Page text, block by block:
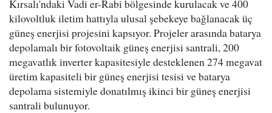
Kırsalı'ndaki Vadi er-Rabi bölgesinde kurulacak ve 400
kilovoltluk iletim hattıyla ulusal şebekeye bağlanacak üç
güneş enerjisi projesini kapsıyor. Projeler arasında batarya
depolamalı bir fotovoltaik güneş enerjisi santrali, 200
megavatlık inverter kapasitesiyle desteklenen 274 megavat
üretim kapasiteli bir güneş enerjisi tesisi ve batarya
depolama sistemiyle donatılmış ikinci bir güneş enerjisi
santrali bulunuyor.